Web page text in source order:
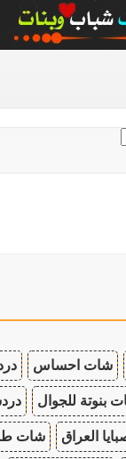
شات احساس
بنوتة للجوال
العراق شات